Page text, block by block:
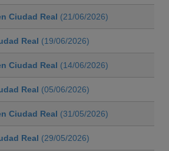
Ciudad Real (21/06/2026)
Real (19/06/2026)
Ciudad Real (14/06/2026)
Real (05/06/2026)
Ciudad Real (31/05/2026)
Real (29/05/2026)